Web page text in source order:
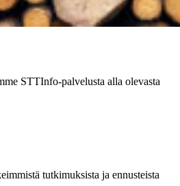
STTInfo-palvelusta alla olevasta
tutkimuksista ja ennusteista